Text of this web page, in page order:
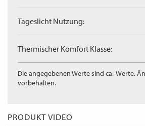
Tageslicht Nutzung:
Thermischer Komfort Klasse:
Die angegebenen Werte sind ca.-Werte.
vorbehalten.
PRODUKT VIDEO